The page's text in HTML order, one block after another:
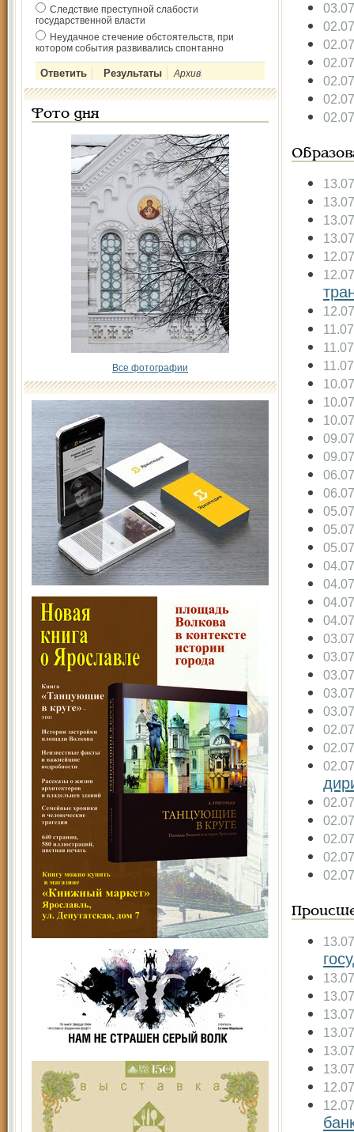
Следствие преступной слабости
государственной власти
Неудачное стечение обстоятельств, при
котором события развивались спонтанно
Архив
Фото дня
Все фотографии